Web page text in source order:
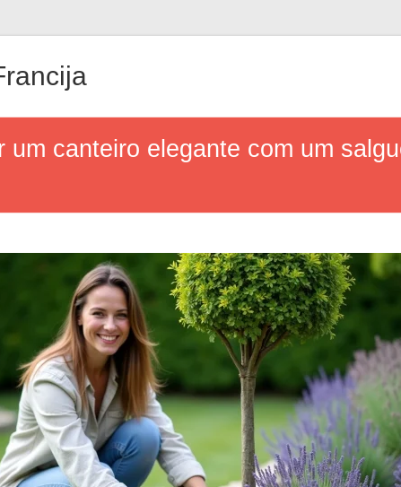
um canteiro elegante com um